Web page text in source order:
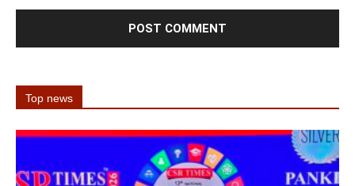
Top news